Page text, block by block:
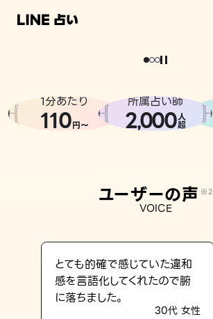
相談事例
どうせなら
。
1分あたり
110円〜
所属占い師
2,000人
超
ユーザーの声 ※2
VOICE
とても的確で感じていた違和
感を言語化してくれたので腑
に落ちました。
30代 女性